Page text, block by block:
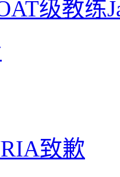
级教练
致歉